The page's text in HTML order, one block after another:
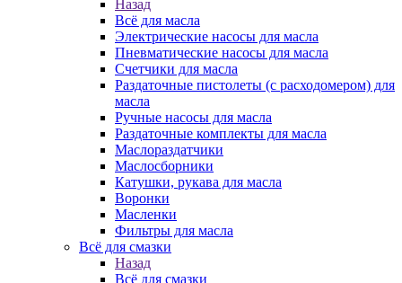
Назад
Всё для масла
Электрические насосы для масла
Пневматические насосы для масла
Счетчики для масла
Раздаточные пистолеты (с расходомером) для
масла
Ручные насосы для масла
Раздаточные комплекты для масла
Маслораздатчики
Маслосборники
Катушки, рукава для масла
Воронки
Масленки
Фильтры для масла
Всё для смазки
Назад
Всё для смазки